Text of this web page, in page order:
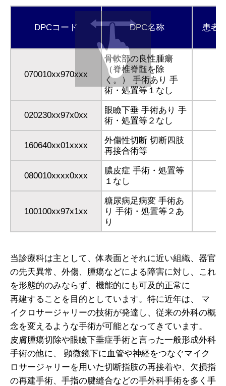
DPCコード DPC名称 患者
070010xx970xxx
骨軟部の良性腫瘍
（脊椎脊髄を除
く。） 手術あり 手
術・処置等１なし
020230xx97x0xx
眼瞼下垂 手術あり 手
術・処置等２なし
160640xx01xxxx
外傷性切断 切断四肢
再接合術等
080010xxxx0xxx
膿皮症 手術・処置等
１なし
100100xx97x1xx
糖尿病足病変 手術あ
り 手術・処置等２あ
り
当診療科は主として、体表面とそれに近い組織、器官
の先天異常、外傷、腫瘍などによる障害に対し、これ
を形態的のみならず、機能的にも可及的正常に
再建することを目的としています。特に近年は、 マ
イクロサージャリーの技術が発達し、従来の外科の概
念を変えるような手術が可能となってきています。
皮膚腫瘍切除や眼瞼下垂症手術と言った一般形成外科
手術の他に、 顕微鏡下に血管や神経をつなぐマイク
ロサージャリーを用いた切断指肢の再接着や、欠損指
の再建手術、手指の腱縫合などの手外科手術を多く手